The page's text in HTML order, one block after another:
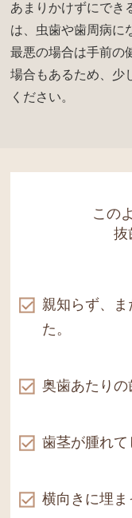
あまりかけずにでき
は、虫歯や歯周病に
最悪の場合は手前の
場合もあるため、少
ください。
この
抜
親知らず、
た。
奥歯あたりの
歯茎が腫れ
横向きに埋